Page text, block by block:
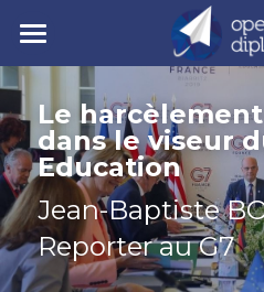
| Accueil
| Nos activités
• Nos jeunes leaders
• Nos événements
• Nos publications
| Nos actualités
| Polycrise
Comprendre la
| À propos
Le
dans le viseur
Education
Jean-Baptiste
Reporter au G7